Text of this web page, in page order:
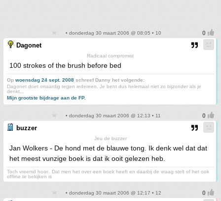
• donderdag 30 maart 2006 @ 08:05 • 10
Dagonet
Radicaal compromist
100 strokes of the brush before bed
Op woensdag 24 sept. 2008 schreef Danny het volgende:
Dagonet doet onaardig tegen iedereen. Je bent dus helemaal niet zo bijzonder als je
denkt...
Mijn grootste bijdrage aan de FP.
• donderdag 30 maart 2006 @ 12:13 • 11
buzzer
Jeu de buzzer
Jan Wolkers - De hond met de blauwe tong. Ik denk wel dat dat
het meest vunzige boek is dat ik ooit gelezen heb.
Toch vreemd hoor.. Dat men het over een boek heeft en daarbij de vraag stelt of het ook
offline te bekijken is
• donderdag 30 maart 2006 @ 12:17 • 12